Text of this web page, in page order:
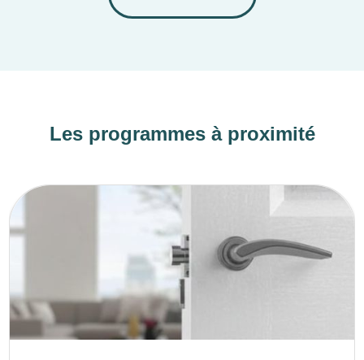
Les programmes à proximité